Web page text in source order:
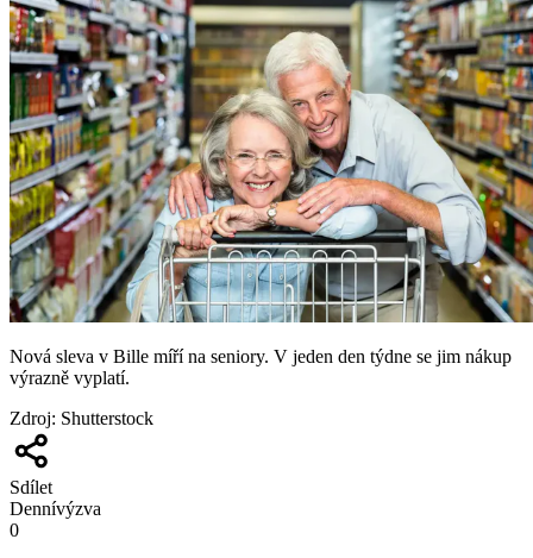
Nová sleva v Bille míří na seniory. V jeden den týdne se jim nákup
výrazně vyplatí.
Zdroj: Shutterstock
Sdílet
Dennívýzva
0